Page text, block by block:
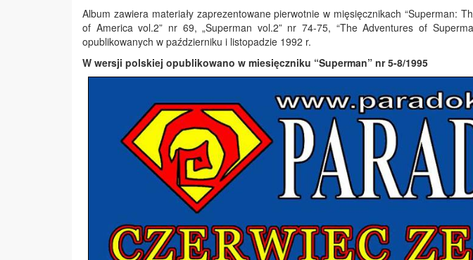
Album zawiera materiały zaprezentowane pierwotnie w mięsięcznikach “Superman:
of America vol.2” nr 69, „Superman vol.2” nr 74-75, “The Adventures of
opublikowanych w październiku i listopadzie 1992 r.
W wersji polskiej opublikowano w miesięczniku “Superman” nr 5-8/1995